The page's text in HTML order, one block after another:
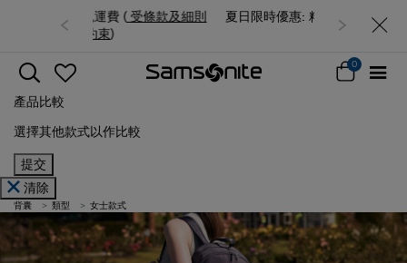
夏日限時優惠: 精選行李箱低至6折
產品比較
清除
背囊